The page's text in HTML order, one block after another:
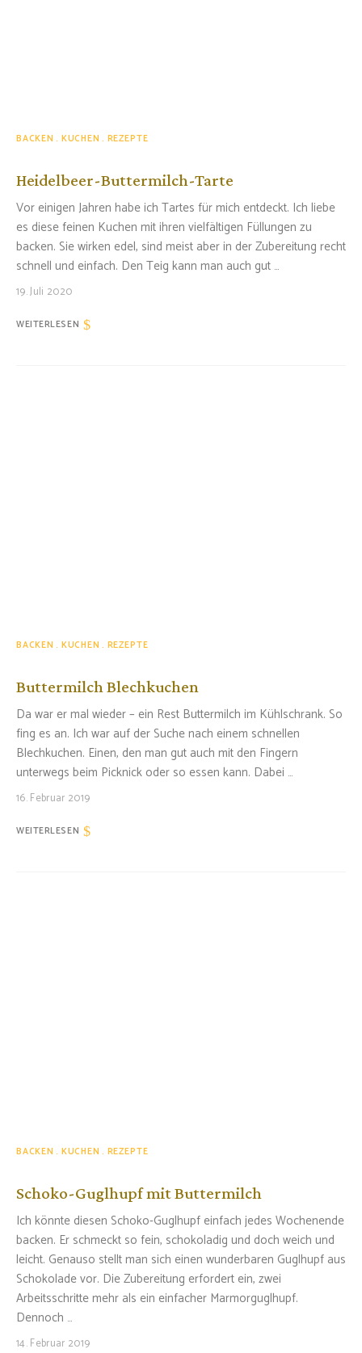
BACKEN KUCHEN REZEPTE
Heidelbeer-Buttermilch-Tarte
Vor einigen Jahren habe ich Tartes für mich entdeckt. Ich liebe
es diese feinen Kuchen mit ihren vielfältigen Füllungen zu
backen. Sie wirken edel, sind meist aber in der Zubereitung recht
schnell und einfach. Den Teig kann man auch gut …
19. Juli 2020
WEITERLESEN
BACKEN KUCHEN REZEPTE
Buttermilch Blechkuchen
Da war er mal wieder – ein Rest Buttermilch im Kühlschrank. So
fing es an. Ich war auf der Suche nach einem schnellen
Blechkuchen. Einen, den man gut auch mit den Fingern
unterwegs beim Picknick oder so essen kann. Dabei …
16. Februar 2019
WEITERLESEN
BACKEN KUCHEN REZEPTE
Schoko-Guglhupf mit Buttermilch
Ich könnte diesen Schoko-Guglhupf einfach jedes Wochenende
backen. Er schmeckt so fein, schokoladig und doch weich und
leicht. Genauso stellt man sich einen wunderbaren Guglhupf aus
Schokolade vor. Die Zubereitung erfordert ein, zwei
Arbeitsschritte mehr als ein einfacher Marmorguglhupf.
Dennoch …
14. Februar 2019